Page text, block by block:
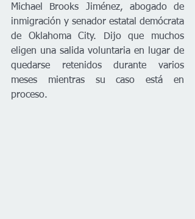
Michael Brooks Jiménez, abogado de
inmigración y senador estatal demócrata
de Oklahoma City. Dijo que muchos
eligen una salida voluntaria en lugar de
quedarse retenidos durante varios
meses mientras su caso está en
proceso.